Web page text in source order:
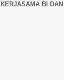
BI DAN